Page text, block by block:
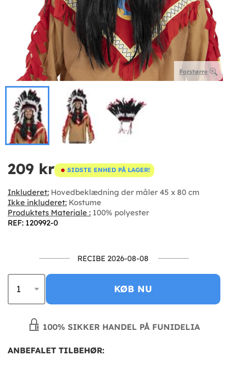
Forstørre
209 kr SIDSTE ENHED PÅ LAGER!
Inkluderet: Hovedbeklædning der måler 45 x 80 cm
Ikke inkluderet: Kostume
Produktets Materiale : 100% polyester
REF: 120992-0
RECIBE 2026-08-08
KØB NU
100% SIKKER HANDEL PÅ FUNIDELIA
ANBEFALET TILBEHØR: